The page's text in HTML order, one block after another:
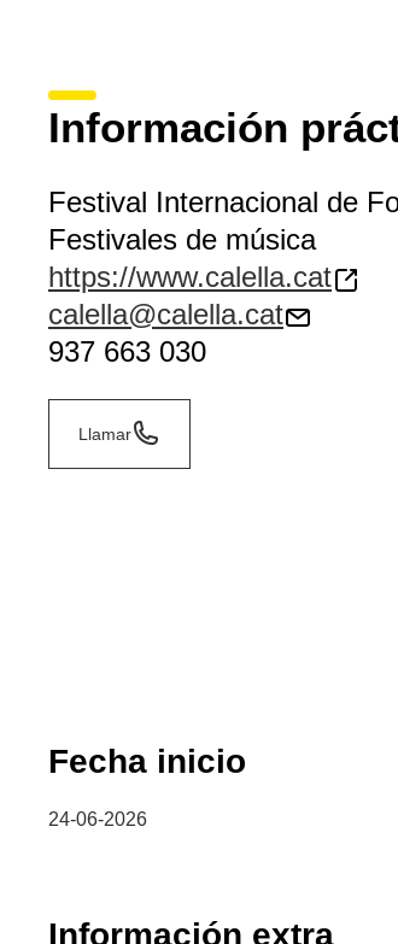
Información
Festival Internacional de
Festivales de música
https://www.calella.cat
calella@calella.cat
937 663 030
Llamar
Fecha inicio
24-06-2026
Información extra